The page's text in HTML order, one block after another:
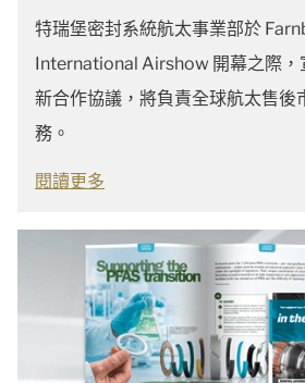
特瑞堡密封系統航太事業部於
International Airshow 開幕之際，
新合作協議，將負責全球航太售後
務。
閱讀更多